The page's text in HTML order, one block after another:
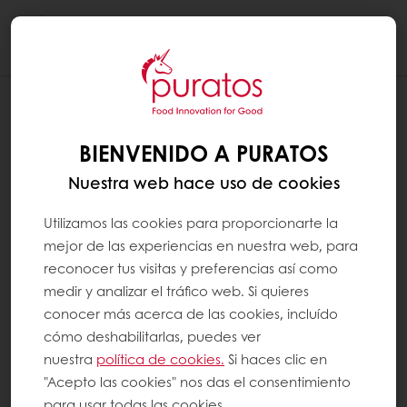
¿ES EL PAN UNA BUENA FUENTE DE
FIBRA?
Sí, todos los panes contienen fibra dietética.
En ciertos países, el pan es incluso la principal
fuente de fibra en la dieta diaria. Estas fibras
provienen principalmente de los productos a
base de granos del pan, por ejemplo, la
harina de trigo. Esto significa que el
contenido de fibra del pan depende del
nivel de harina refinada que se utilice:
BIENVENIDO A PURATOS
Nuestra web hace uso de cookies
Utilizamos las cookies para proporcionarte la
mejor de las experiencias en nuestra web, para
reconocer tus visitas y preferencias así como
medir y analizar el tráfico web. Si quieres
conocer más acerca de las cookies, incluído
cómo deshabilitarlas, puedes ver
nuestra política de cookies. Si haces clic en
"Acepto las cookies" nos das el consentimiento